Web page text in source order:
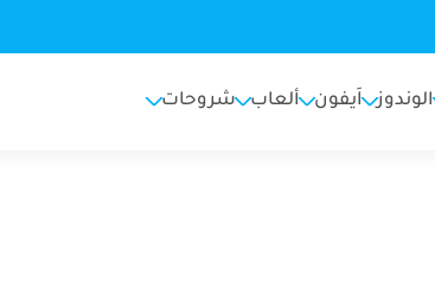
الوندوز اَيفون ألعاب شروحات